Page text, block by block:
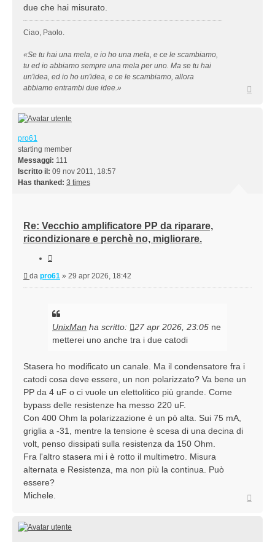
due che hai misurato.
Ciao, Paolo.
«Se tu hai una mela, e io ho una mela, e ce le scambiamo,
tu ed io abbiamo sempre una mela per uno. Ma se tu hai
un'idea, ed io ho un'idea, e ce le scambiamo, allora
abbiamo entrambi due idee.»
pro61
starting member
Messaggi: 111
Iscritto il: 09 nov 2011, 18:57
Has thanked: 3 times
Re: Vecchio amplificatore PP da riparare,
ricondizionare e perchè no, migliorare.
Messaggio
da pro61 » 29 apr 2026, 18:42
UnixMan ha scritto: 27 apr 2026, 23:05 ne
metterei uno anche tra i due catodi
Stasera ho modificato un canale. Ma il condensatore fra i
catodi cosa deve essere, un non polarizzato? Va bene un
PP da 4 uF o ci vuole un elettolitico più grande. Come
bypass delle resistenze ha messo 220 uF.
Con 400 Ohm la polarizzazione è un pò alta. Sui 75 mA,
griglia a -31, mentre la tensione è scesa di una decina di
volt, penso dissipati sulla resistenza da 150 Ohm.
Fra l'altro stasera mi i è rotto il multimetro. Misura
alternata e Resistenza, ma non più la continua. Può
essere?
Michele.